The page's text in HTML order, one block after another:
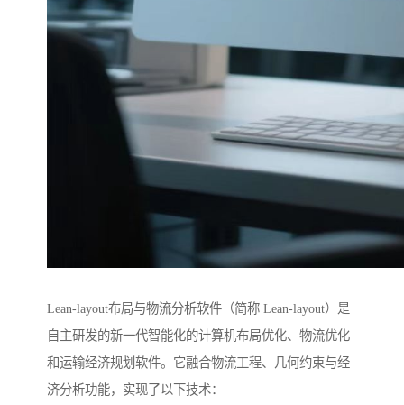
Lean-layout布局与物流分析软件（简称 Lean-layout）是
自主研发的新一代智能化的计算机布局优化、物流优化
和运输经济规划软件。它融合物流工程、几何约束与经
济分析功能，实现了以下技术：